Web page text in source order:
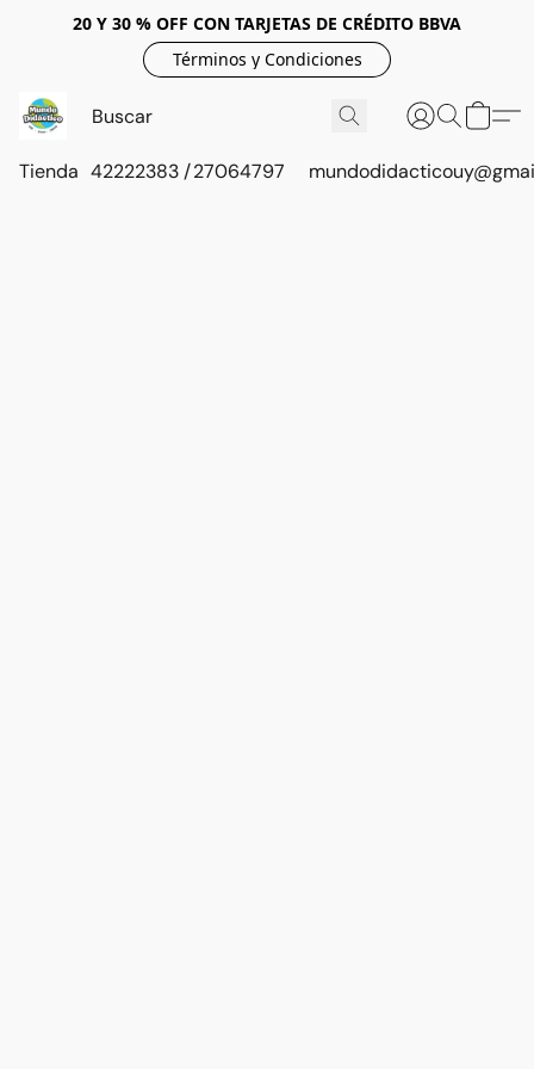
20 Y 30 % OFF CON TARJETAS DE CRÉDITO BBVA
Términos y Condiciones
Tienda 42222383 / 27064797